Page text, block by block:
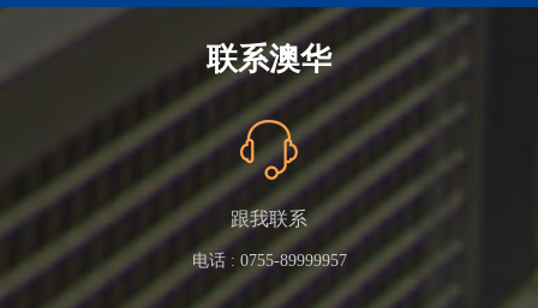
联系澳华
跟我联系
电话 : 0755-89999957